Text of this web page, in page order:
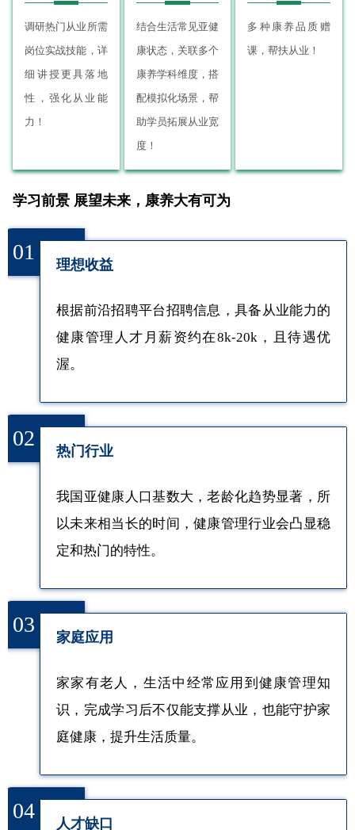
调研热门从业所需
岗位实战技能，详
细讲授更具落地
性，强化从业能
力！
结合生活常见亚健
康状态，关联多个
康养学科维度，搭
配模拟化场景，帮
助学员拓展从业宽
度！
多种康养品质赠
课，帮扶从业！
学习前景 展望未来，康养大有可为
01
理想收益
根据前沿招聘平台招聘信息，具备从业能力的
健康管理人才月薪资约在8k-20k，且待遇优
渥。
02
热门行业
我国亚健康人口基数大，老龄化趋势显著，所
以未来相当长的时间，健康管理行业会凸显稳
定和热门的特性。
03
家庭应用
家家有老人，生活中经常应用到健康管理知
识，完成学习后不仅能支撑从业，也能守护家
庭健康，提升生活质量。
04
人才缺口